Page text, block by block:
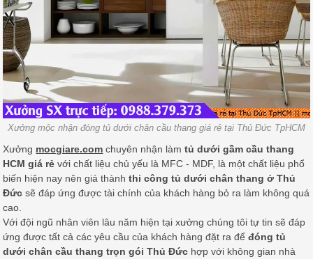
Xưởng mộc nhận đóng tủ dưới chân cầu thang giá rẻ tại Thủ Đức TpHCM
Xưởng mocgiare.com chuyên nhận làmtủ dưới gầm cầu thang
HCM giá rẻ với chất liệu chủ yếu là MFC - MDF, là một chất liệu phổ
biến hiện nay nên giá thànhthi công tủ dưới chân thang ở Thủ
Đức sẽ đáp ứng được tài chính của khách hàng bỏ ra làm không quá
cao.
Với đội ngũ nhân viên lâu năm hiện tại xưởng chúng tôi tự tin sẽ đáp
ứng được tất cả các yêu cầu của khách hàng đặt ra đểđóng tủ
dưới chân cầu thang trọn gói Thủ Đức hợp với không gian nhà